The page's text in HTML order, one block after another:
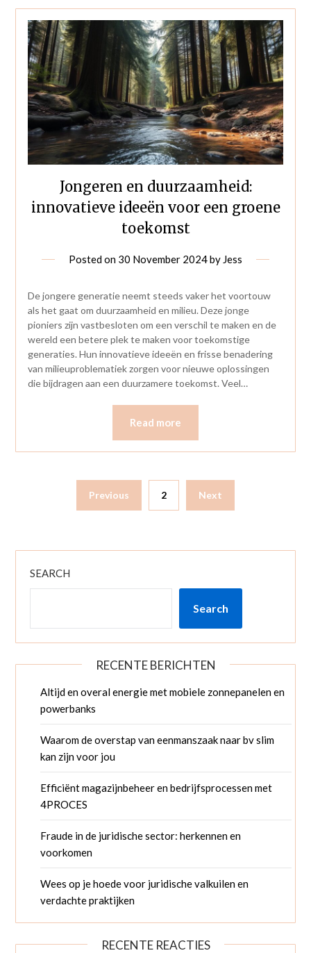
Jongeren en duurzaamheid:
innovatieve ideeën voor een groene
toekomst
Posted on 30 November 2024by Jess
De jongere generatie neemt steeds vaker het voortouw
als het gaat om duurzaamheid en milieu. Deze jonge
pioniers zijn vastbesloten om een verschil te maken en de
wereld een betere plek te maken voor toekomstige
generaties. Hun innovatieve ideeën en frisse benadering
van milieuproblematiek zorgen voor nieuwe oplossingen
die bijdragen aan een duurzamere toekomst. Veel…
Read more
Previous 2 Next
SEARCH
Search
RECENTE BERICHTEN
Altijd en overal energie met mobiele zonnepanelen en
powerbanks
Waarom de overstap van eenmanszaak naar bv slim
kan zijn voor jou
Efficiënt magazijnbeheer en bedrijfsprocessen met
4PROCES
Fraude in de juridische sector: herkennen en
voorkomen
Wees op je hoede voor juridische valkuilen en
verdachte praktijken
RECENTE REACTIES